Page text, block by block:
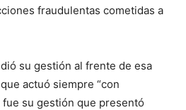
fraudulentas cometidas a
su gestión al frente de esa
actuó siempre “con
su gestión que presentó